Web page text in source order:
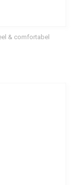
& comfortabel